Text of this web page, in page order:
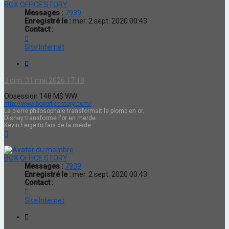
BOX OFFICE STORY
Messages : 7939
Enregistré le : mer. 2 sept. 2020 00:43
Contact :
BOX
OFFICE
Site Internet
dim. 31 mai 2026 17:18
Obsession 148 M$ WW
http://www.boxofficestory.com/
La pierre philosophale transformait le plomb en or.
Disney transforme l'or en merde.
Kevin Feige tu fais de la merde.
BOX OFFICE STORY
Messages : 7939
Enregistré le : mer. 2 sept. 2020 00:43
Contact :
BOX
OFFICE
Site Internet